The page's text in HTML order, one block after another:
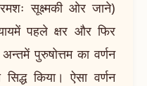
सूक्ष्मकी ओर जाने)
पहले क्षर और फिर
पुरुषोत्तम का वर्णन
किया। ऐसा वर्णन